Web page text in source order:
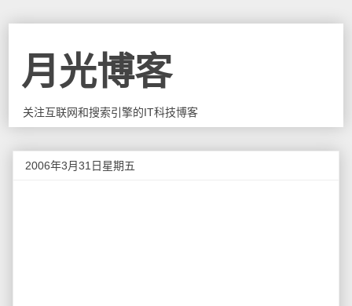
月光博客
关注互联网和搜索引擎的IT科技博客
2006年3月31日星期五